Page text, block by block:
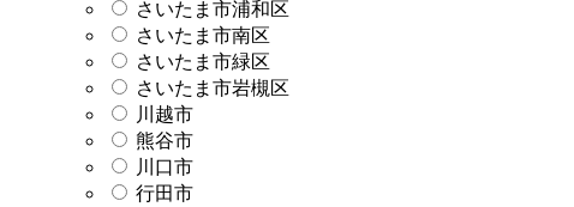
さいたま市浦和区
さいたま市南区
さいたま市緑区
さいたま市岩槻区
川越市
熊谷市
川口市
行田市